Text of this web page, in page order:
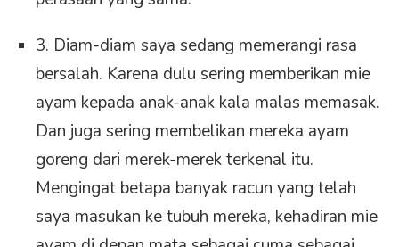
3. Diam-diam saya sedang memerangi rasa
bersalah. Karena dulu sering memberikan mie
ayam kepada anak-anak kala malas memasak.
Dan juga sering membelikan mereka ayam
goreng dari merek-merek terkenal itu.
Mengingat betapa banyak racun yang telah
saya masukan ke tubuh mereka, kehadiran mie